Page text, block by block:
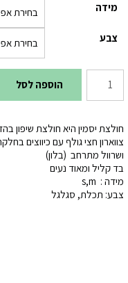
מידה
צבע
כמות
של
יסמין
הוספה לסל
חולצת יסמין היא חולצת שיפון
צווארון חצי גולף עם כיווצים
ושרוול מתרחב (בלון)
בד קליל ומאוד נעים
מידה : s,m
צבע: תכלת, סגלגל